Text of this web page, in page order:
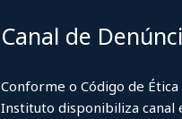
Canal de
Conforme o Código de Ética
Instituto disponibiliza canal